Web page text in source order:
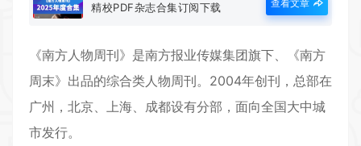
精校PDF杂志合集订阅下载
查看文章
《南方人物周刊》是南方报业传媒集团旗下、《南方
周末》出品的综合类人物周刊。2004年创刊，总部在
广州，北京、上海、成都设有分部，面向全国大中城
市发行。